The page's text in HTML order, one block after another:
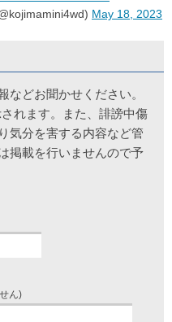
May 18, 2023
などお聞かせください。
れます。また、誹謗中傷
気分を害する内容など管
掲載を行いませんので予
ん)